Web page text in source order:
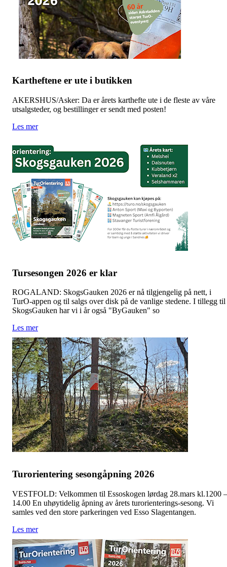
Kartheftene er ute i butikken
AKERSHUS/Asker: Da er årets karthefte ute i de fleste av våre
utsalgsteder, og bestillinger er sendt med posten!
Les mer
Tursesongen 2026 er klar
ROGALAND: SkogsGauken 2026 er nå tilgjengelig på nett, i
TurO-appen og til salgs over disk på de vanlige stedene. I tillegg til
SkogsGauken har vi i år også "ByGauken" so
Les mer
Turorientering sesongåpning 2026
VESTFOLD: Velkommen til Essoskogen lørdag 28.mars kl.1200 –
14.00 En uhøytidelig åpning av årets turorienterings-sesong. Vi
samles ved den store parkeringen ved Esso Slagentangen.
Les mer